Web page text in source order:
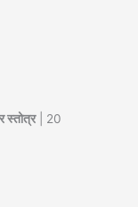
स्तोत्र| 20